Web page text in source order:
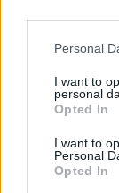
Please note
not limited to
grant or deny
use your data
consent section.
Personal
I want to
personal
Opted In
I want to
Personal
Opted In
tehető.
A
Berki
Lázár
klarinét-
a
karnagy